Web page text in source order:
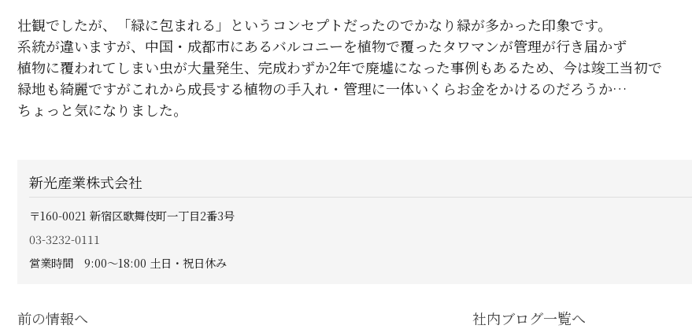
壮観でしたが、「緑に包まれる」というコンセプトだったのでかなり緑が多かった印象です。
系統が違いますが、中国・成都市にあるバルコニーを植物で覆ったタワマンが管理が行き届かず
植物に覆われてしまい虫が大量発生、完成わずか2年で廃墟になった事例もあるため、今は竣工当初で
緑地も綺麗ですがこれから成長する植物の手入れ・管理に一体いくらお金をかけるのだろうか…
ちょっと気になりました。
新光産業株式会社
〒160-0021 新宿区歌舞伎町一丁目2番3号
03-3232-0111
営業時間 9:00〜18:00 土日・祝日休み
前の情報へ 社内ブログ一覧へ